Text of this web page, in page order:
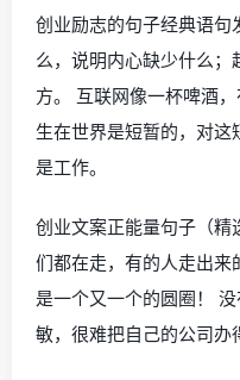
创业励志的句子经典语句
么，说明内心缺少什么
方。 互联网像一杯啤酒
生在世界是短暂的，对
是工作。
创业文案正能量句子（
们都在走，有的人走出来
是一个又一个的圆圈！
敏，很难把自己的公司办